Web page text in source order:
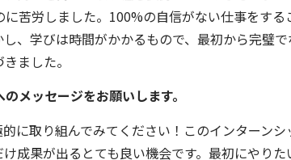
苦労しました。100%の自信がない仕事をする
、学びは時間がかかるもので、最初から完璧で
きました。
メッセージをお願いします。
に取り組んでみてください！このインターンシ
成果が出るとても良い機会です。最初にやりた